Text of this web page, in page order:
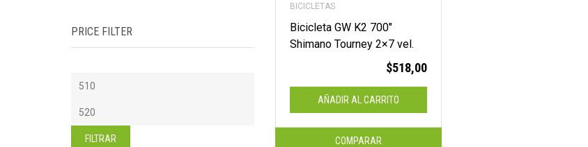
BICICLETAS
Bicicleta GW K2 700″
Shimano Tourney 2×7 vel.
$518,00
AÑADIR AL CARRITO
COMPARAR
PRICE FILTER
Precio
mínimo
Precio
máximo
FILTRAR